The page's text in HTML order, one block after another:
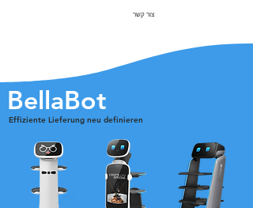
צור קשר
BellaBot
Effiziente Lieferung neu definieren